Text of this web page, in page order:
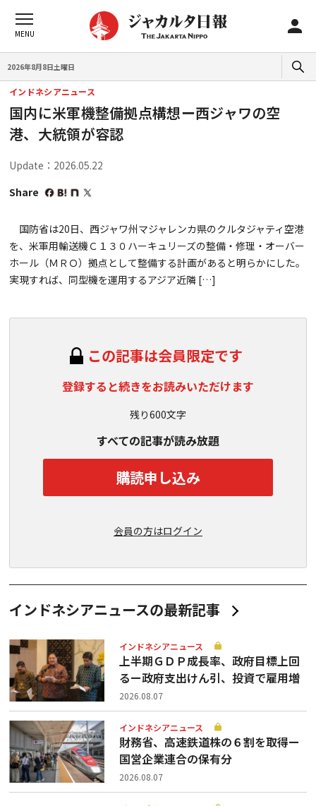
2026年8月8日土曜日
インドネシアニュース
国内に米軍機整備拠点構想ー西ジャワの空
港、大統領が容認
Update：2026.05.22
Share
国防省は20日、西ジャワ州マジャレンカ県のクルタジャティ空港
を、米軍用輸送機Ｃ１３０ハーキュリーズの整備・修理・オーバー
ホール（ＭＲＯ）拠点として整備する計画があると明らかにした。
実現すれば、同型機を運用するアジア近隣 […]
この記事は会員限定です
登録すると続きをお読みいただけます
残り600文字
すべての記事が読み放題
購読申し込み
会員の方はログイン
インドネシアニュースの最新記事
インドネシアニュース
上半期ＧＤＰ成長率、政府目標上回
るー政府支出けん引、投資で雇用増
2026.08.07
インドネシアニュース
財務省、高速鉄道株の６割を取得ー
国営企業連合の保有分
2026.08.07